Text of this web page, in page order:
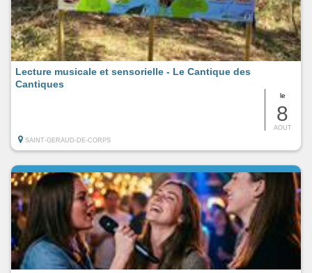
le
8
AOUT
Lecture musicale et sensorielle - Le Cantique des
Cantiques
SAINT-GERAUD-DE-CORPS